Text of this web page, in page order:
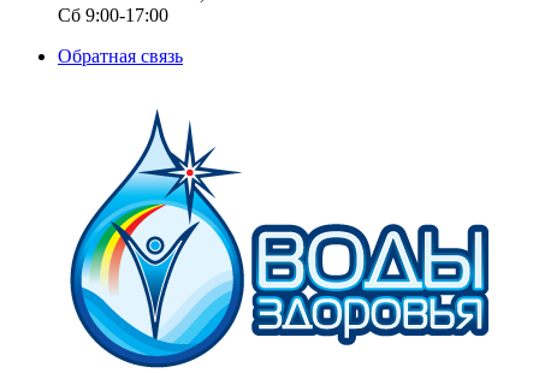
Сб 9:00-17:00
Обратная связь